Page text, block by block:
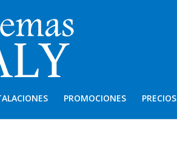
PROMOCIONES PRECIOS